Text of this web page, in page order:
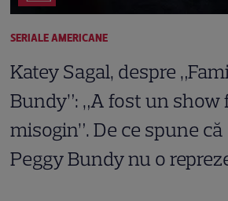
SERIALE AMERICANE
Katey Sagal, despre
Bundy”: „A fost un show
misogin”. De ce spune că
Peggy Bundy nu o